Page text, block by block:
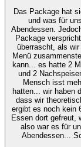
Das Package hat
und was für
Abendessen. Jedoch waren wir sehr enttäuscht vom Abendessen. Das
Package
überrascht, als
Menü
kann... es hatte 2 Menüvorschläge mit je 2 Vorspeisen 3 Hauptgängen
und 2 Nachspeisen also sind wir ehrlich gibt es ein 3-Gang
Mensch isst
hatten... wir haben dies vor Ort angesprochen uns wurde dann gesagt,
dass wir
ergibt es noch kein 6-Gang eigentlich haben wir
Essen dort gefreut,
also war es für
Abendessen...